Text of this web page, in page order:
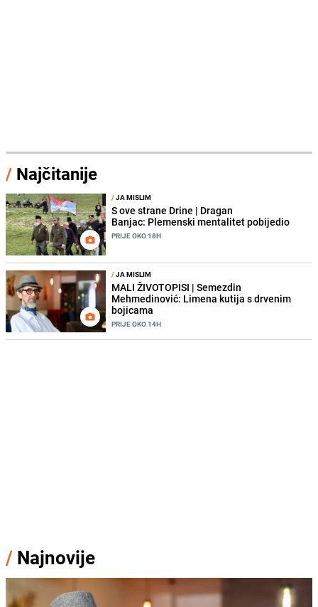
/ Najčitanije
/JA MISLIM
S ove strane Drine | Dragan
Banjac: Plemenski mentalitet pobijedio
PRIJE OKO 18H
/JA MISLIM
MALI ŽIVOTOPISI | Semezdin
Mehmedinović: Limena kutija s drvenim
bojicama
PRIJE OKO 14H
/ Najnovije